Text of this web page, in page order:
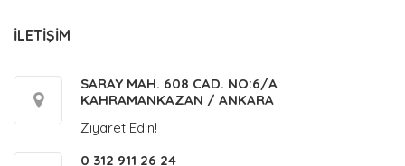
İLETİŞİM
SARAY MAH. 608 CAD. NO:6/A
KAHRAMANKAZAN / ANKARA
Ziyaret Edin!
0 312 911 26 24